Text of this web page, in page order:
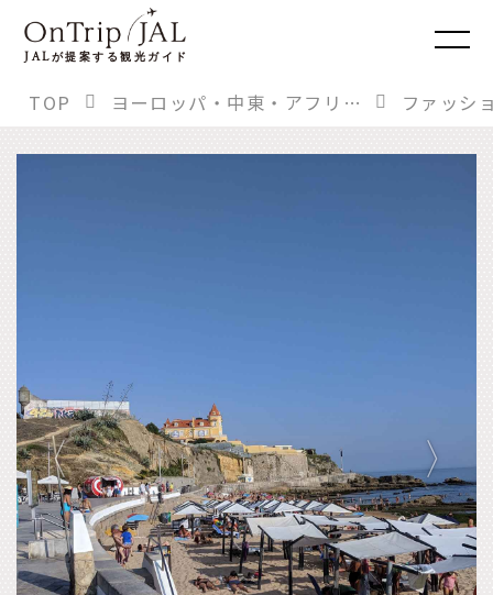
JALが提案する観光ガイド
TOP ヨーロッパ・中東・アフリカ